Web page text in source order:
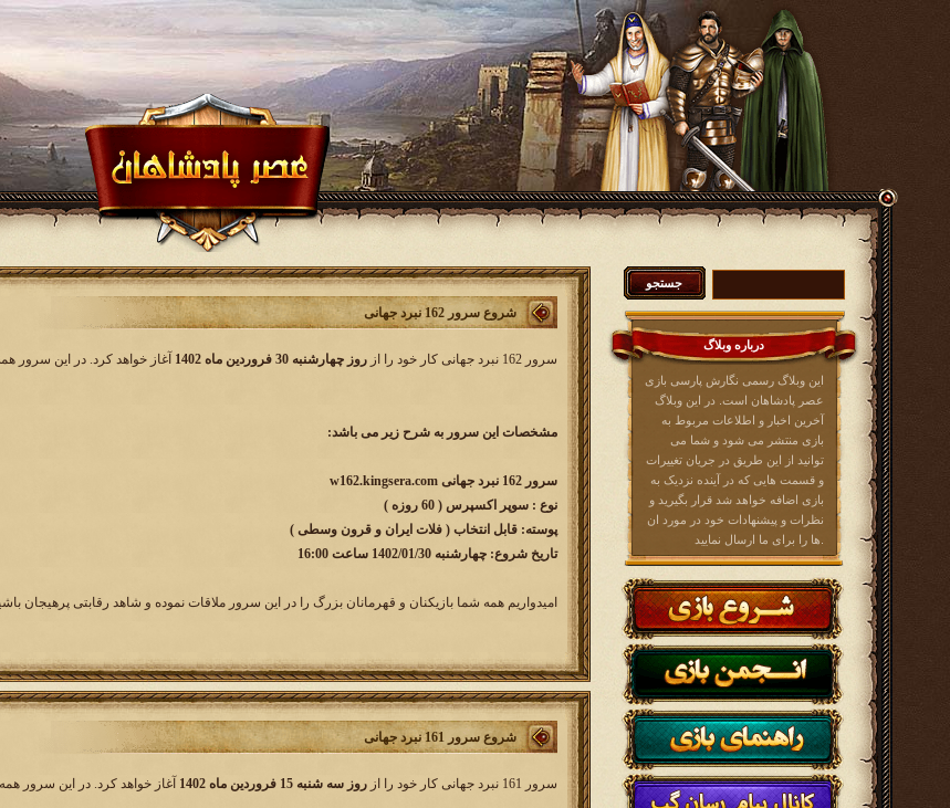
درباره وبلاگ
این وبلاگ رسمی نگارش پارسی بازی
عصر پادشاهان است. در این وبلاگ
آخرین اخبار و اطلاعات مربوط به
بازی منتشر می شود و شما می
توانید از این طریق در جریان تغییرات
و قسمت هایی که در آینده نزدیک به
بازی اضافه خواهد شد قرار بگیرید و
نظرات و پیشنهادات خود در مورد ان
شروع سرور 162 نبرد جهانی
سرور 162 نبرد جهانی کار خود را از روز چهارشنبه 30 فروردین ماه 1402 آغاز خواهد کرد. در این سرور
مشخصات این سرور به شرح زیر می باشد:
سرور 162 نبرد جهانی w162.kingsera.com
نوع : سوپر اکسپرس​ ( 60 روزه )
پوسته: قابل انتخاب ( فلات ایران و قرون وسطی )
تاریخ شروع: چهارشنبه 1402/01/30 ساعت 16:00
امیدواریم همه شما بازیکنان و قهرمانان بزرگ را در این سرور ملاقات نموده و شاهد رقابتی پرهیجان
شروع سرور 161 نبرد جهانی
سرور 161 نبرد جهانی کار خود را از روز سه شنبه 15 فروردین ماه 1402 آغاز خواهد کرد. در این سرور